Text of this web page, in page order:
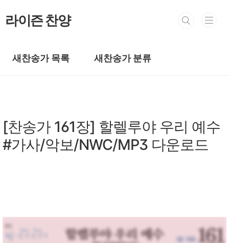
라이즌 찬양
새찬송가 목록 새찬송가 분류
[찬송가 161장] 할렐루야 우리 예수
#가사/악보/NWC/MP3 다운로드